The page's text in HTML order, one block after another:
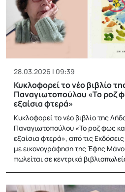
28.03.2026 | 09:39
Κυκλοφορεί το νέο βιβλίο
Παναγιωτοπούλου «Το ροζ
εξαίσια φτερά»
Kυκλοφορεί το νέο βιβλίο της
Παναγιωτοπούλου «Το ροζ φως
εξαίσια φτερά», από τις
με εικονογράφηση της Έφης
πωλείται σε κεντρικά